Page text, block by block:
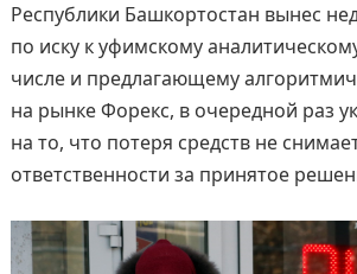
Республики Башкортостан вынес
по иску к уфимскому
числе и предлагающему
на рынке Форекс, в очередной раз
на то, что потеря средств не
ответственности за принятое